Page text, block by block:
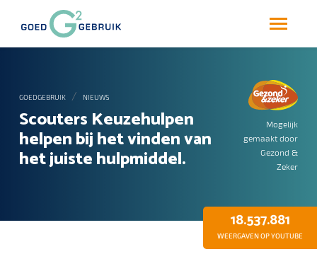
GOEDGEBRUIK NIEUWS
Scouters Keuzehulpen
helpen bij het vinden van
het juiste hulpmiddel.
Mogelijk
gemaakt door
Gezond &
Zeker
18.537.881
WEERGAVEN OP YOUTUBE